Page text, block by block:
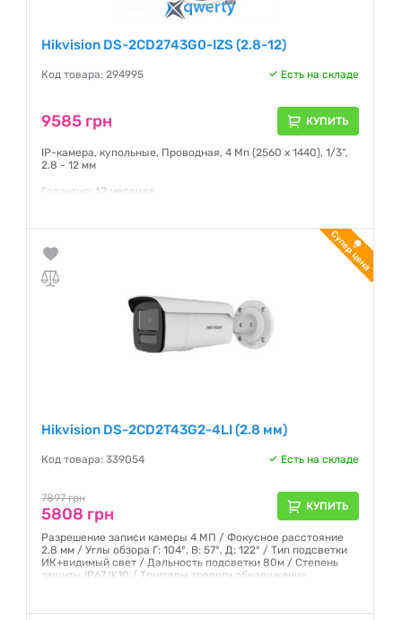
Hikvision DS-2CD2743G0-IZS (2.8-12)
Код товара: 294995 Есть на складе
9585 грн КУПИТЬ
IP-камера, купольные, Проводная, 4 Мп (2560 x 1440), 1/3“,
2.8 - 12 мм
Гарантия: 12 месяцев
Hikvision DS-2CD2T43G2-4LI (2.8 мм)
Код товара: 339054 Есть на складе
7897 грн
5808 грн КУПИТЬ
Разрешение записи камеры 4 МП / Фокусное расстояние
2.8 мм / Углы обзора Г: 104°, В: 57°, Д: 122° / Тип подсветки
ИК+видимый свет / Дальность подсветки 80м / Степень
защиты IP67 IK10 / Триггеры тревоги обнаружение
средства), сигнализация несанкционированного доступа к